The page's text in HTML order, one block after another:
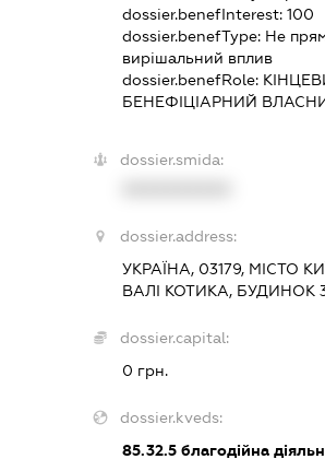
dossier.benefInterest:100
dossier.benefType: Не
вирішальний вплив
dossier.benefRole:
БЕНЕФІЦІАРНИЙ
dossier.smida:
dossier.address:
УКРАЇНА, 03179, МІСТО
ВАЛІ КОТИКА, БУДИНОК
dossier.capital:
0 грн.
dossier.kveds:
85.32.5 благодійна